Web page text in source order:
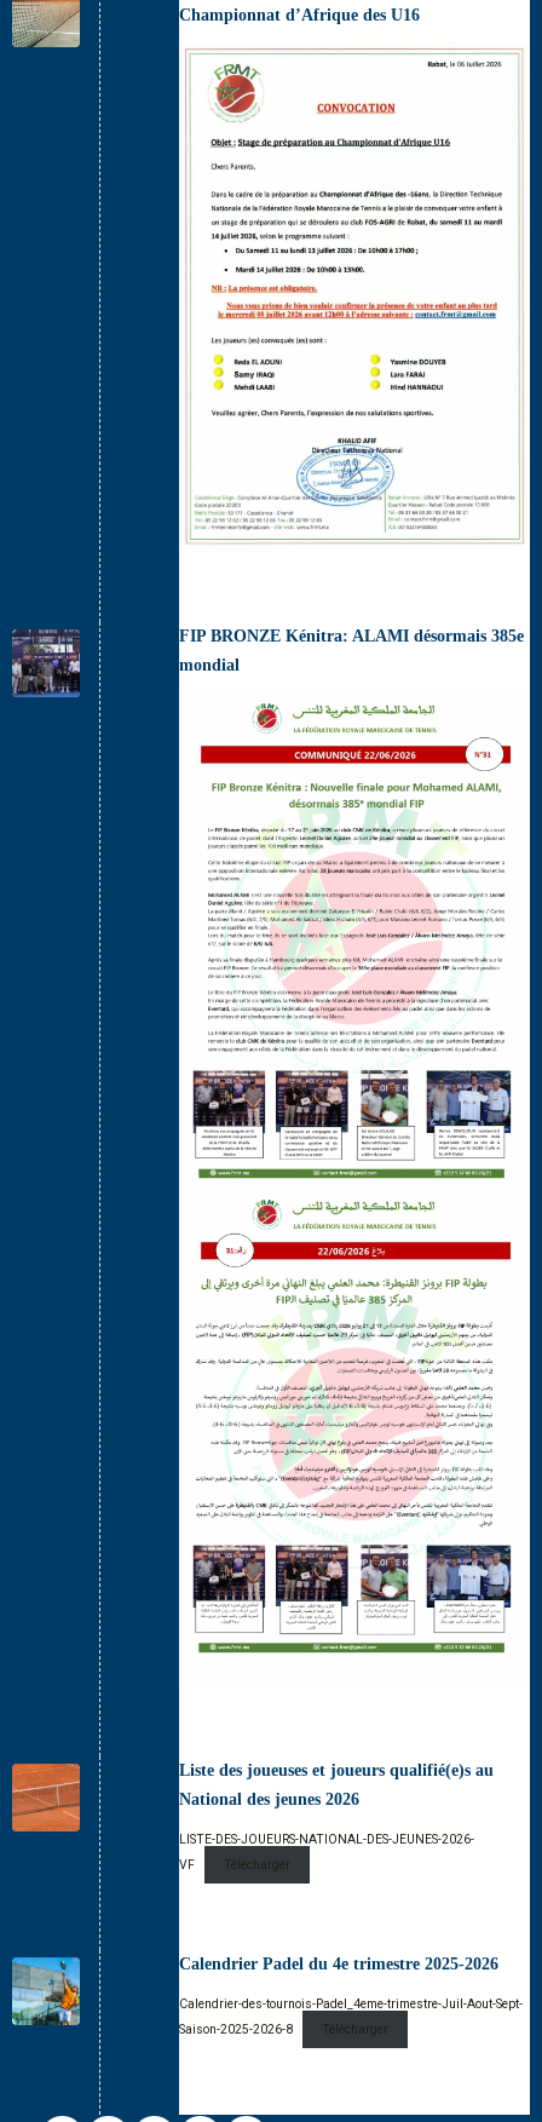
Championnat d’Afrique des U16
FIP BRONZE Kénitra: ALAMI désormais 385e
mondial
Liste des joueuses et joueurs qualifié(e)s au
National des jeunes 2026
LISTE-DES-JOUEURS-NATIONAL-DES-JEUNES-2026-
VF
Télécharger
Calendrier Padel du 4e trimestre 2025-2026
Calendrier-des-tournois-Padel_4eme-trimestre-Juil-Aout-Sept-
Saison-2025-2026-8
Télécharger